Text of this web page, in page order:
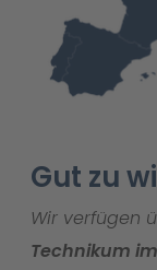
Gut zu
Wir verfügen
Technikum